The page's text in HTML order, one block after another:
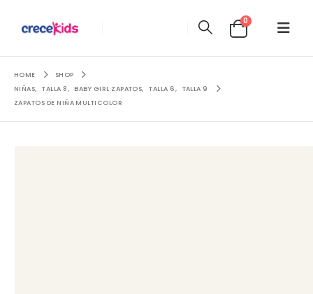
0
HOME
SHOP
NIÑAS, TALLA 8, BABY GIRL ZAPATOS, TALLA 6,
TALLA 9
ZAPATOS DE NIÑA MULTICOLOR